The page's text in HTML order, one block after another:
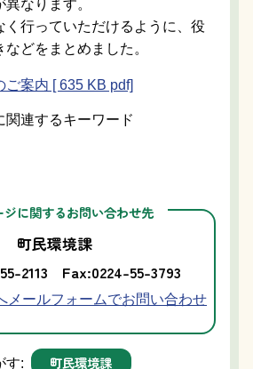
なります。
く行っていただけるように、役
どをまとめました。
ご案内 [ 635 KB pdf]
関連するキーワード
ジに関するお問い合わせ先
町民環境課
2113
Fax:0224-55-3793
メールフォームでお問い合わせ
す: 町民環境課